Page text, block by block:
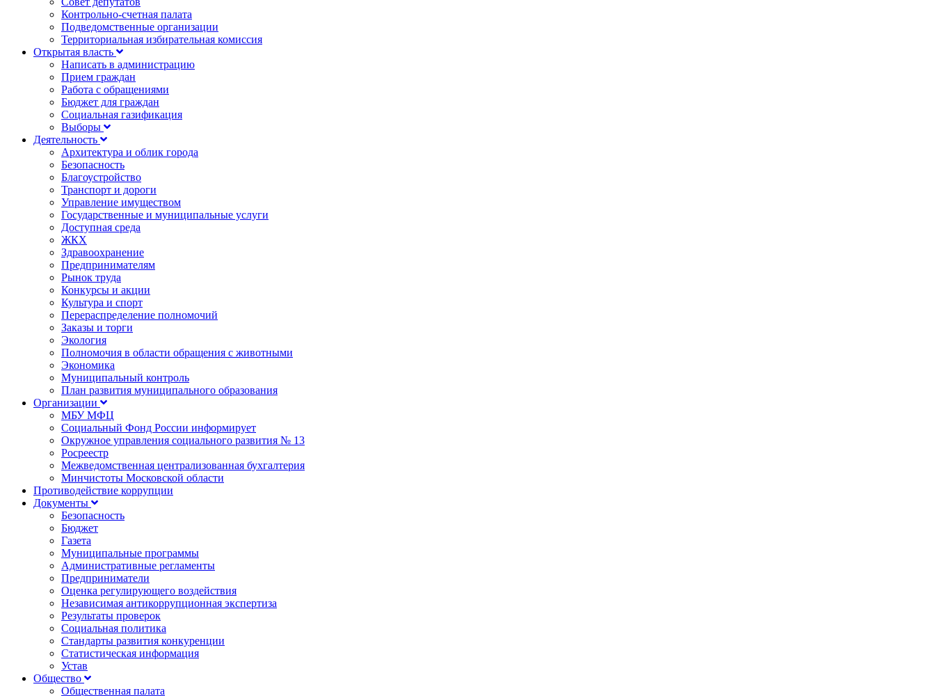
Контрольно-счетная палата
Подведомственные организации
Территориальная избирательная комиссия
Открытая власть
Написать в администрацию
Прием граждан
Работа с обращениями
Бюджет для граждан
Социальная газификация
Выборы
Деятельность
Архитектура и облик города
Безопасность
Благоустройство
Транспорт и дороги
Управление имуществом
Государственные и муниципальные услуги
Доступная среда
ЖКХ
Здравоохранение
Предпринимателям
Рынок труда
Конкурсы и акции
Культура и спорт
Перераспределение полномочий
Заказы и торги
Экология
Полномочия в области обращения с животными
Экономика
Муниципальный контроль
План развития муниципального образования
Организации
МБУ МФЦ
Социальный Фонд России информирует
Окружное управления социального развития № 13
Росреестр
Межведомственная централизованная бухгалтерия
Минчистоты Московской области
Противодействие коррупции
Документы
Безопасность
Бюджет
Газета
Муниципальные программы
Административные регламенты
Предприниматели
Оценка регулирующего воздействия
Независимая антикоррупционная экспертиза
Результаты проверок
Социальная политика
Стандарты развития конкуренции
Статистическая информация
Устав
Общество
Общественная палата